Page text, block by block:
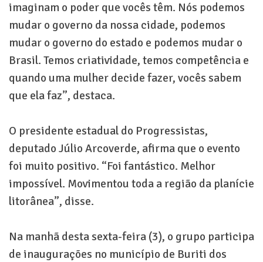
imaginam o poder que vocês têm. Nós podemos
mudar o governo da nossa cidade, podemos
mudar o governo do estado e podemos mudar o
Brasil. Temos criatividade, temos competência e
quando uma mulher decide fazer, vocês sabem
que ela faz”, destaca.
O presidente estadual do Progressistas,
deputado Júlio Arcoverde, afirma que o evento
foi muito positivo. “Foi fantástico. Melhor
impossível. Movimentou toda a região da planície
litorânea”, disse.
Na manhã desta sexta-feira (3), o grupo participa
de inaugurações no município de Buriti dos